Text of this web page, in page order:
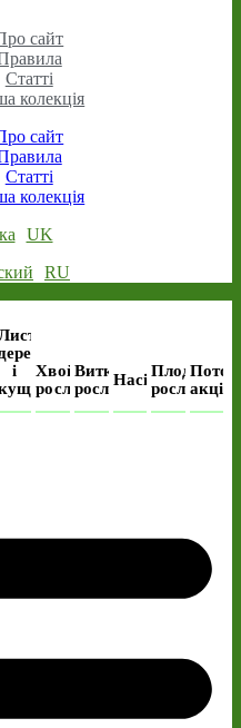
сайт
Статті
колекція
сайт
Статті
колекція
UK
RU
дерева
і
Хвойні
рослини
Виткі
рослиниНасінняПлодові
рослини
акція